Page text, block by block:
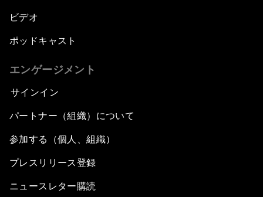
ビデオ
ポッドキャスト
エンゲージメント
サインイン
パートナー（組織）について
参加する（個人、組織）
プレスリリース登録
ニュースレター購読